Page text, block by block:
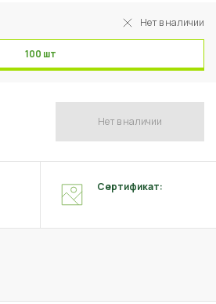
Нет в наличии
100 шт
Нет в наличии
Сертификат: